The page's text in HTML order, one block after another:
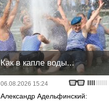
Как в капле воды...
06.08.2026 15:24
Александр Адельфинский: